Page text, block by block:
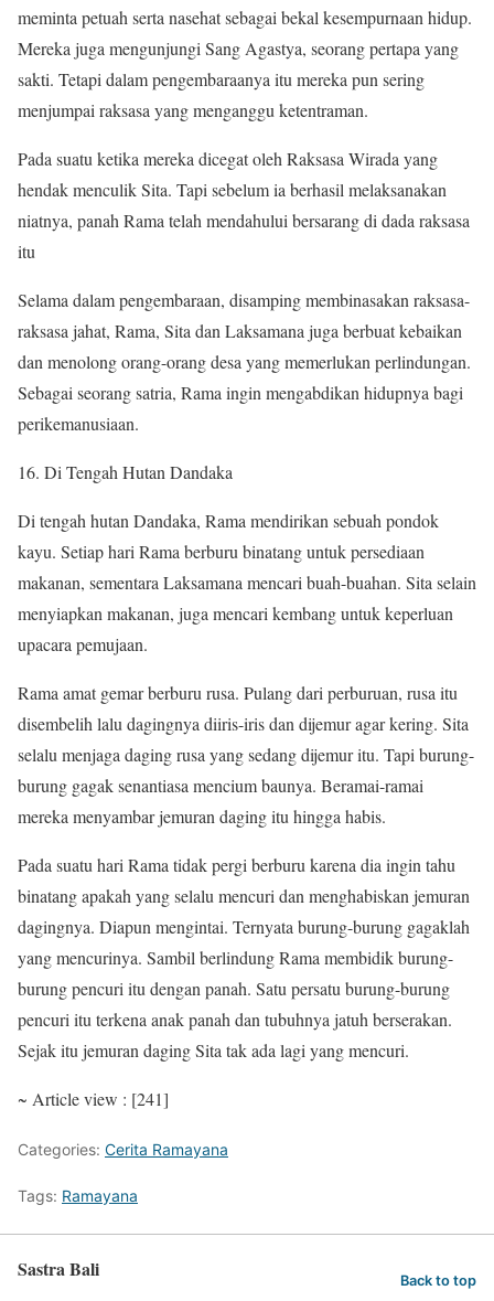
meminta petuah serta nasehat sebagai bekal kesempurnaan hidup.
Mereka juga mengunjungi Sang Agastya, seorang pertapa yang
sakti. Tetapi dalam pengembaraanya itu mereka pun sering
menjumpai raksasa yang menganggu ketentraman.
Pada suatu ketika mereka dicegat oleh Raksasa Wirada yang
hendak menculik Sita. Tapi sebelum ia berhasil melaksanakan
niatnya, panah Rama telah mendahului bersarang di dada raksasa
itu
Selama dalam pengembaraan, disamping membinasakan raksasa-
raksasa jahat, Rama, Sita dan Laksamana juga berbuat kebaikan
dan menolong orang-orang desa yang memerlukan perlindungan.
Sebagai seorang satria, Rama ingin mengabdikan hidupnya bagi
perikemanusiaan.
16. Di Tengah Hutan Dandaka
Di tengah hutan Dandaka, Rama mendirikan sebuah pondok
kayu. Setiap hari Rama berburu binatang untuk persediaan
makanan, sementara Laksamana mencari buah-buahan. Sita selain
menyiapkan makanan, juga mencari kembang untuk keperluan
upacara pemujaan.
Rama amat gemar berburu rusa. Pulang dari perburuan, rusa itu
disembelih lalu dagingnya diiris-iris dan dijemur agar kering. Sita
selalu menjaga daging rusa yang sedang dijemur itu. Tapi burung-
burung gagak senantiasa mencium baunya. Beramai-ramai
mereka menyambar jemuran daging itu hingga habis.
Pada suatu hari Rama tidak pergi berburu karena dia ingin tahu
binatang apakah yang selalu mencuri dan menghabiskan jemuran
dagingnya. Diapun mengintai. Ternyata burung-burung gagaklah
yang mencurinya. Sambil berlindung Rama membidik burung-
burung pencuri itu dengan panah. Satu persatu burung-burung
pencuri itu terkena anak panah dan tubuhnya jatuh berserakan.
Sejak itu jemuran daging Sita tak ada lagi yang mencuri.
~ Article view : [241]
Categories: Cerita Ramayana
Tags: Ramayana
Sastra Bali Back to top